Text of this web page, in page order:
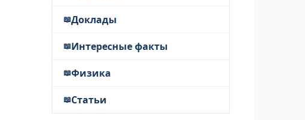
Доклады
Интересные факты
Физика
Статьи